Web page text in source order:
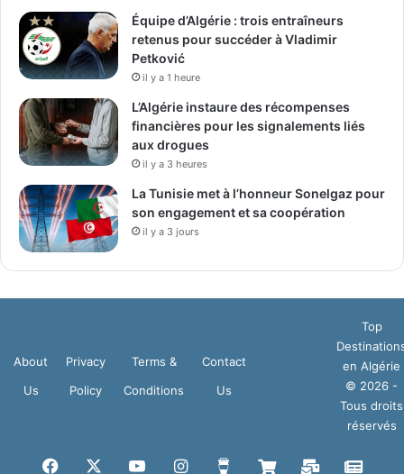
Équipe d’Algérie : trois entraîneurs
retenus pour succéder à Vladimir
Petković
il y a 1 heure
L’Algérie instaure des récompenses
financières pour les signalements liés
aux drogues
il y a 3 heures
La Tunisie met à l’honneur Sonelgaz pour
son engagement et sa coopération
il y a 3 jours
About
Us
Privacy
Policy
Terms &
Conditions
Contact
Us
Top
en Algérie
© 2026 -
Tous droits
réservés
Facebook YouTubeInstagram
Buy BoutiqueMail